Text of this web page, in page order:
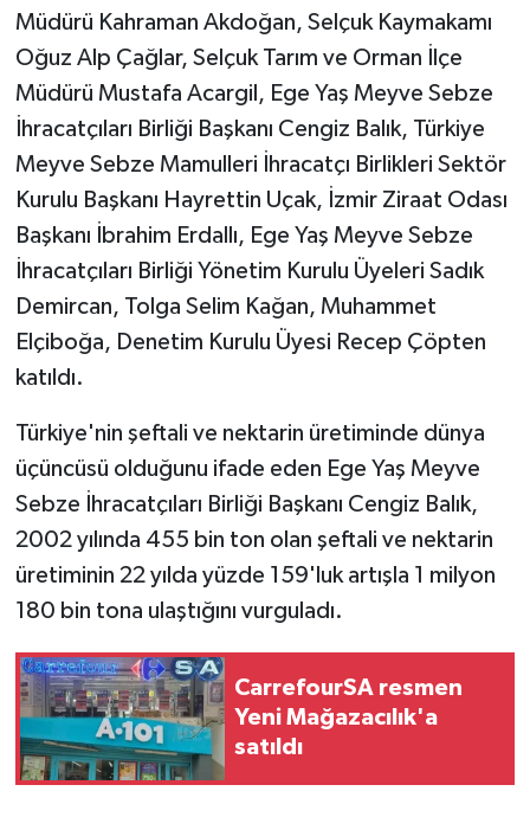
Müdürü Kahraman Akdoğan, Selçuk Kaymakamı
Oğuz Alp Çağlar, Selçuk Tarım ve Orman İlçe
Müdürü Mustafa Acargil, Ege Yaş Meyve Sebze
İhracatçıları Birliği Başkanı Cengiz Balık, Türkiye
Meyve Sebze Mamulleri İhracatçı Birlikleri Sektör
Kurulu Başkanı Hayrettin Uçak, İzmir Ziraat Odası
Başkanı İbrahim Erdallı, Ege Yaş Meyve Sebze
İhracatçıları Birliği Yönetim Kurulu Üyeleri Sadık
Demircan, Tolga Selim Kağan, Muhammet
Elçiboğa, Denetim Kurulu Üyesi Recep Çöpten
katıldı.
Türkiye'nin şeftali ve nektarin üretiminde dünya
üçüncüsü olduğunu ifade eden Ege Yaş Meyve
Sebze İhracatçıları Birliği Başkanı Cengiz Balık,
2002 yılında 455 bin ton olan şeftali ve nektarin
üretiminin 22 yılda yüzde 159'luk artışla 1 milyon
180 bin tona ulaştığını vurguladı.
CarrefourSA resmen
Yeni Mağazacılık'a
satıldı